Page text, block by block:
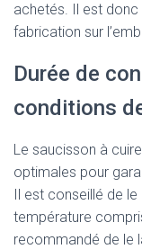
achetés. Il est
fabrication sur
Durée de
conditions
Le saucisson à
optimales pour
Il est conseillé de
température
recommandé de le